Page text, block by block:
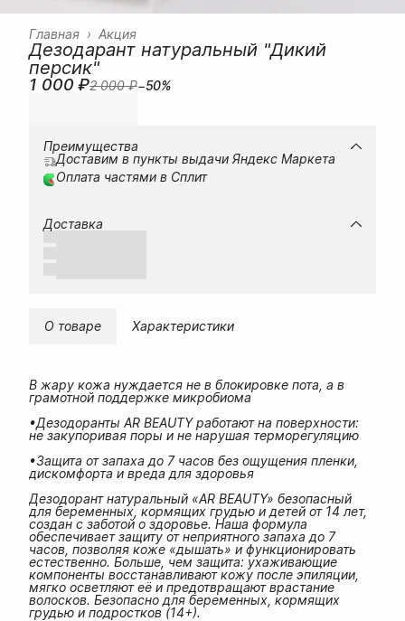
Акция
Главная ›
Дезодарант натуральный "Дикий
персик"
1 000 ₽2 000 ₽−50%
Преимущества
Доставим в пункты выдачи Яндекс Маркета
Оплата частями в Сплит
Доставка
О товаре Характеристики
В жару кожа нуждается не в блокировке пота, а в
грамотной поддержке микробиома
•Дезодоранты AR BEAUTY работают на поверхности:
не закупоривая поры и не нарушая терморегуляцию
•Защита от запаха до 7 часов без ощущения пленки,
дискомфорта и вреда для здоровья
Дезодорант натуральный «AR BEAUTY» безопасный
для беременных, кормящих грудью и детей от 14 лет,
создан с заботой о здоровье. Наша формула
обеспечивает защиту от неприятного запаха до 7
часов, позволяя коже «дышать» и функционировать
естественно. Больше, чем защита: ухаживающие
компоненты восстанавливают кожу после эпиляции,
мягко осветляют её и предотвращают врастание
волосков. Безопасно для беременных, кормящих
грудью и подростков (14+).